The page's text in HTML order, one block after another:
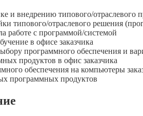
и внедрению типового/отраслевого
типового/отраслевого решения
работе с программой/системой
в офисе заказчика
программного обеспечения и
продуктов в офис заказчика
обеспечения на компьютеры
программных продуктов